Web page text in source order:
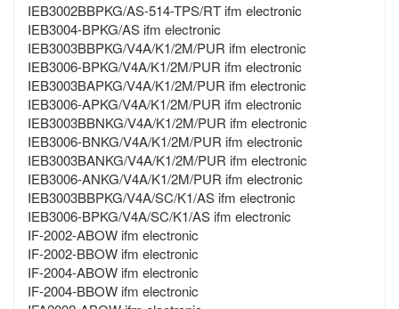
IEB3002BBPKG/AS-514-TPS/RT ifm electronic
IEB3004-BPKG/AS ifm electronic
IEB3003BBPKG/V4A/K1/2M/PUR ifm electronic
IEB3006-BPKG/V4A/K1/2M/PUR ifm electronic
IEB3003BAPKG/V4A/K1/2M/PUR ifm electronic
IEB3006-APKG/V4A/K1/2M/PUR ifm electronic
IEB3003BBNKG/V4A/K1/2M/PUR ifm electronic
IEB3006-BNKG/V4A/K1/2M/PUR ifm electronic
IEB3003BANKG/V4A/K1/2M/PUR ifm electronic
IEB3006-ANKG/V4A/K1/2M/PUR ifm electronic
IEB3003BBPKG/V4A/SC/K1/AS ifm electronic
IEB3006-BPKG/V4A/SC/K1/AS ifm electronic
IF-2002-ABOW ifm electronic
IF-2002-BBOW ifm electronic
IF-2004-ABOW ifm electronic
IF-2004-BBOW ifm electronic